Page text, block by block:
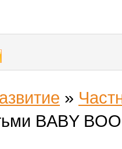
»
BABY